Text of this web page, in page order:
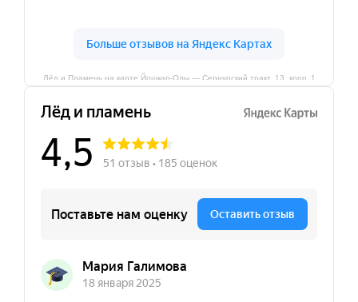
Лёд и Пламень на карте Йошкар‑Олы — Сернурский тракт, 13, корп. 1